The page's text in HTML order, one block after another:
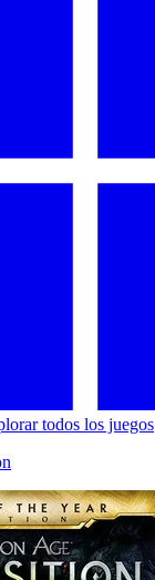
todos los juegos